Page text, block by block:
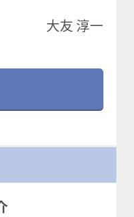
大友 淳一